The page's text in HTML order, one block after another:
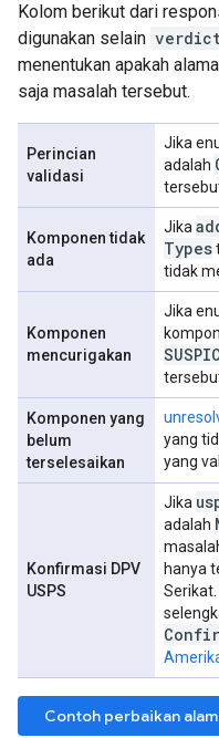
Kolom berikut dari
digunakan selain
menentukan apakah
saja masalah tersebut.
Perincian
validasi
Jika
adalah
Komponen tidak
ada
Jika
Types
tidak
Komponen
mencurigakan
Jika
Komponen yang
belum
terselesaikan
yang
yang
Konfirmasi DPV
USPS
Jika
adalah
hanya
Contoh perbaikan